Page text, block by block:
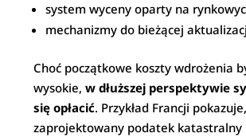
system wyceny oparty na
mechanizmy do bieżącej
Choć początkowe koszty wdrożenia
wysokie,w dłuższej perspektywie
się opłacić. Przykład Francji
zaprojektowany podatek katastralny